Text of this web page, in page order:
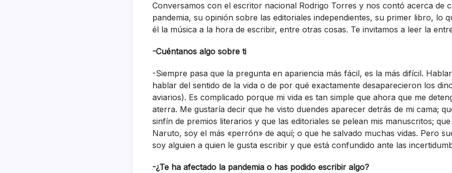
Conversamos con el escritor nacional Rodrigo Torres y nos contó acerca de
pandemia, su opinión sobre las editoriales independientes, su primer libro, lo
él la música a la hora de escribir, entre otras cosas. Te invitamos a leer la
-Cuéntanos algo sobre ti
-Siempre pasa que la pregunta en apariencia más fácil, es la más difícil.
hablar del sentido de la vida o de por qué exactamente desaparecieron los
aviarios). Es complicado porque mi vida es tan simple que ahora que me
aterra. Me gustaría decir que he visto duendes aparecer detrás de mi cama;
sinfín de premios literarios y que las editoriales se pelean mis manuscritos;
Naruto, soy el más «perrón» de aquí; o que he salvado muchas vidas. Pero
soy alguien a quien le gusta escribir y que está confundido ante las
-¿Te ha afectado la pandemia o has podido escribir algo?